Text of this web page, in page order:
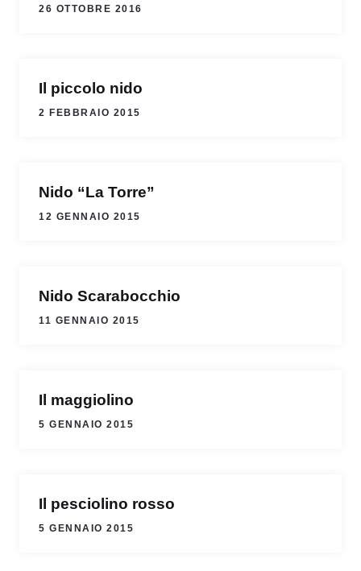
26 OTTOBRE 2016
Il piccolo nido
2 FEBBRAIO 2015
Nido “La Torre”
12 GENNAIO 2015
Nido Scarabocchio
11 GENNAIO 2015
Il maggiolino
5 GENNAIO 2015
Il pesciolino rosso
5 GENNAIO 2015